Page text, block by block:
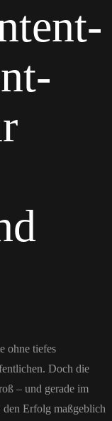
ohne tiefes
Doch die
– und gerade im
Erfolg maßgeblich